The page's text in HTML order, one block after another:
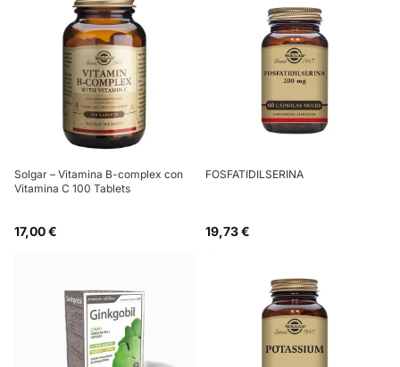
Solgar – Vitamina B-complex con
Vitamina C 100 Tablets
17,00 €
FOSFATIDILSERINA
19,73 €